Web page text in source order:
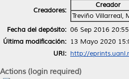
Creadores:
Creador
Treviño Villarreal,
Fecha del depósito: 06 Sep 2016 20:55
Última modificación: 13 Mayo 2020
URI: http://
Actions (login required)